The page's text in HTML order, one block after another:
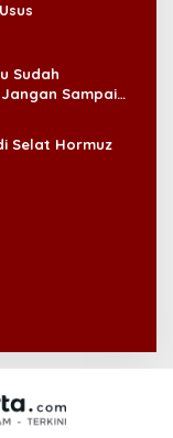
Sudah
Sampai
Selat Hormuz